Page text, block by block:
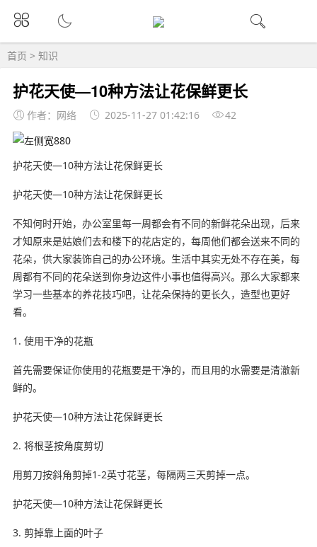
首页 > 知识
护花天使—10种方法让花保鲜更长
作者：网络 2025-11-27 01:42:16 42
护花天使—10种方法让花保鲜更长
护花天使—10种方法让花保鲜更长
不知何时开始，办公室里每一周都会有不同的新鲜花朵出现，后来
才知原来是姑娘们去和楼下的花店定的，每周他们都会送来不同的
花朵，供大家装饰自己的办公环境。生活中其实无处不存在美，每
周都有不同的花朵送到你身边这件小事也值得高兴。那么大家都来
学习一些基本的养花技巧吧，让花朵保持的更长久，造型也更好
看。
1. 使用干净的花瓶
首先需要保证你使用的花瓶要是干净的，而且用的水需要是清澈新
鲜的。
护花天使—10种方法让花保鲜更长
2. 将根茎按角度剪切
用剪刀按斜角剪掉1-2英寸花茎，每隔两三天剪掉一点。
护花天使—10种方法让花保鲜更长
3. 剪掉靠上面的叶子